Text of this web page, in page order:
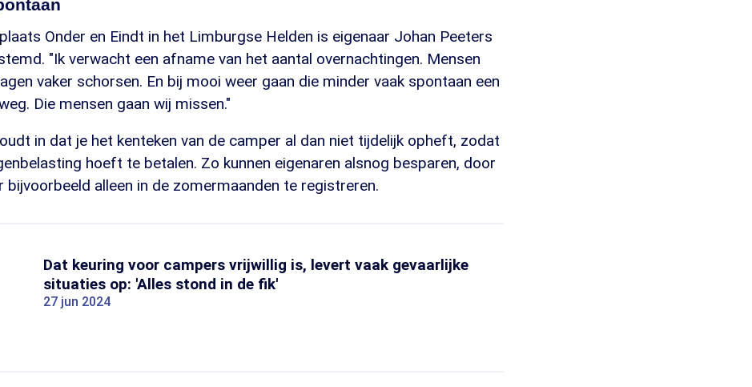
Onder en Eindt in het Limburgse Helden is eigenaar Johan Peeters
"Ik verwacht een afname van het aantal overnachtingen. Mensen
vaker schorsen. En bij mooi weer gaan die minder vaak spontaan een
Die mensen gaan wij missen."
in dat je het kenteken van de camper al dan niet tijdelijk opheft, zodat
hoeft te betalen. Zo kunnen eigenaren alsnog besparen, door
bijvoorbeeld alleen in de zomermaanden te registreren.
Dat keuring voor campers vrijwillig is, levert vaak gevaarlijke
situaties op: 'Alles stond in de fik'
27 jun 2024